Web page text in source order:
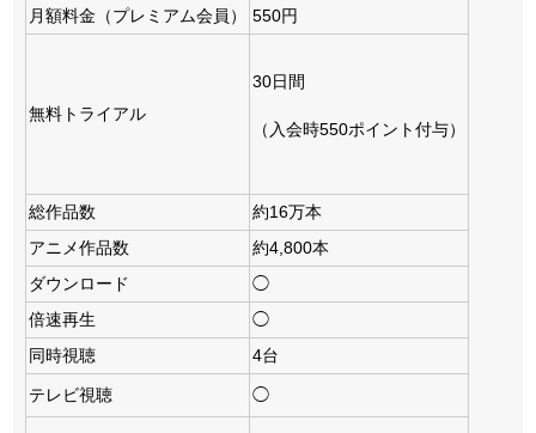
月額料金（プレミアム会員）
550円
無料トライアル
30日間
（入会時550ポイント付与）
総作品数
約16万本
アニメ作品数
約4,800本
ダウンロード
◯
倍速再生
◯
同時視聴
4台
テレビ視聴 ◯